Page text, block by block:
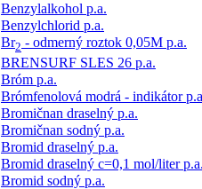
Benzylalkohol p.a.
Benzylchlorid p.a.
Br2 - odmerný roztok 0,05M p.a.
BRENSURF SLES 26 p.a.
Bróm p.a.
Brómfenolová modrá - indikátor
Bromičnan draselný p.a.
Bromičnan sodný p.a.
Bromid draselný p.a.
Bromid draselný c=0,1 mol/liter p.a.
Bromid sodný p.a.